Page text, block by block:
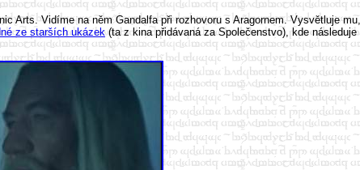
Arts. Vidíme na něm Gandalfa při rozhovoru s Aragornem. Vysvětluje
ze starších ukázek(ta z kina přidávaná za Společenstvo), kde následuje